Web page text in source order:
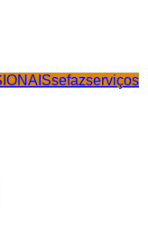
sefazserviços